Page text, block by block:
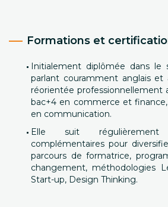
Formations et
Initialement diplômée dans le
parlant couramment anglais et
réorientée professionnellement
bac+4 en commerce et finance,
en communication.
Elle suit
complémentaires pour
parcours de formatrice,
changement, méthodologies
Start-up, Design Thinking.